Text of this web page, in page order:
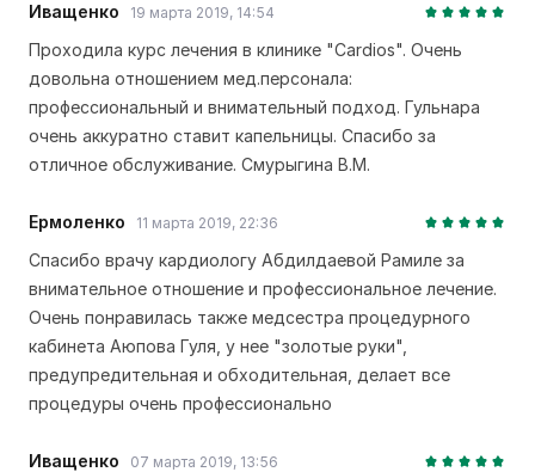
Иващенко 19 марта 2019, 14:54
Проходила курс лечения в клинике "Cardios". Очень
довольна отношением мед.персонала:
профессиональный и внимательный подход. Гульнара
очень аккуратно ставит капельницы. Спасибо за
отличное обслуживание. Смурыгина В.М.
Ермоленко 11 марта 2019, 22:36
Спасибо врачу кардиологу Абдилдаевой Рамиле за
внимательное отношение и профессиональное лечение.
Очень понравилась также медсестра процедурного
кабинета Аюпова Гуля, у нее "золотые руки",
предупредительная и обходительная, делает все
процедуры очень профессионально
Иващенко 07 марта 2019, 13:56